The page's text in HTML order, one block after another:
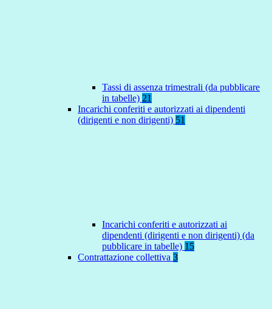
Tassi di assenza trimestrali (da pubblicare
in tabelle) 21
Incarichi conferiti e autorizzati ai dipendenti
(dirigenti e non dirigenti) 51
Incarichi conferiti e autorizzati ai
dipendenti (dirigenti e non dirigenti) (da
pubblicare in tabelle) 15
Contrattazione collettiva 3